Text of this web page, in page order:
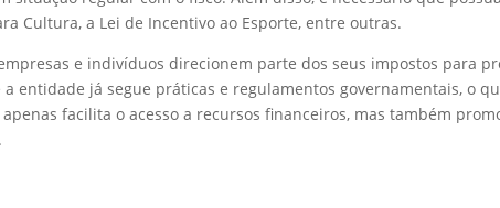
Cultura, a Lei de Incentivo ao Esporte, entre outras.
e indivíduos direcionem parte dos seus impostos para
entidade já segue práticas e regulamentos governamentais, o
facilita o acesso a recursos financeiros, mas também